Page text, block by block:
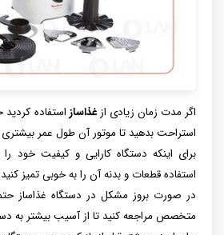
اگر مدت زمان زیادی ازغذاسازاستفاده کردید
استراحت بدهید تا موتور آن طول عمر
برای اینکه دستگاه کارایی و کیفیت خود
استفاده قطعات و بدنه آن را به خوبی تمیز
در صورت بروز مشکل در دستگاه غذاساز
متخصص مراجعه کنید تا از آسیب بیشتر به